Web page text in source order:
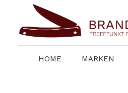
Zur Hauptnavigation
HOME MARKEN